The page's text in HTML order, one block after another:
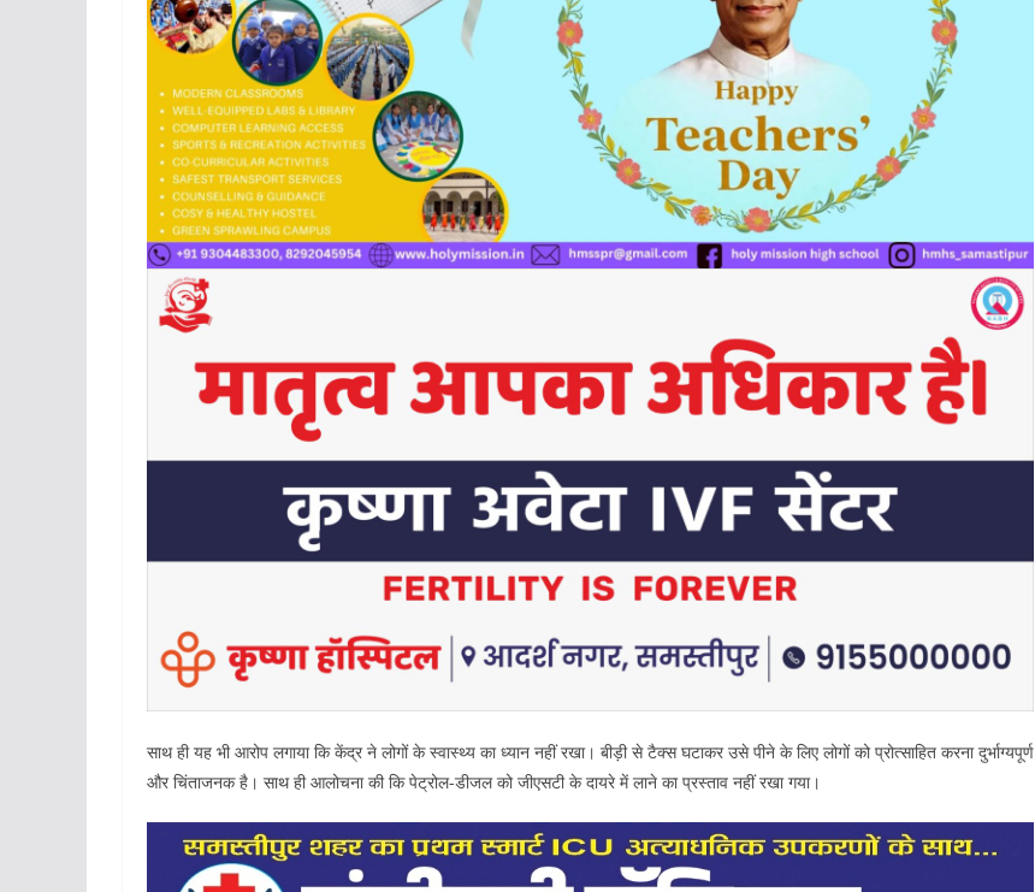
साथ ही यह भी आरोप लगाया कि केंद्र ने लोगों के स्वास्थ्य का ध्यान नहीं रखा। बीड़ी से टैक्स घटाकर उसे पीने के लिए लोगों को प्रोत्साहित करना दुर्भाग्यपूर्ण
और चिंताजनक है। साथ ही आलोचना की कि पेट्रोल-डीजल को जीएसटी के दायरे में लाने का प्रस्ताव नहीं रखा गया।